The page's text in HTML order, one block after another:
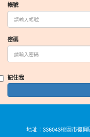
帳號
密碼
記住我
地址：336043桃園市復興